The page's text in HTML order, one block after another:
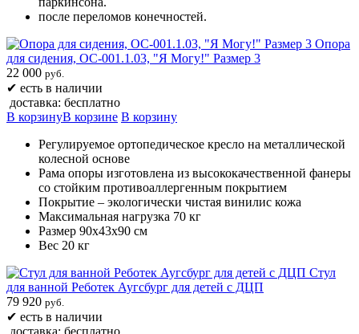
после переломов конечностей.
Опора
для сидения, ОС-001.1.03, "Я Могу!" Размер 3
22 000 руб.
✔ есть в наличии
доставка: бесплатно
В корзинуВ корзине В корзину
Регулируемое ортопедическое кресло на металлической
колесной основе
Рама опоры изготовлена из высококачественной фанеры
со стойким противоаллергенным покрытием
Покрытие – экологически чистая винилис кожа
Максимальная нагрузка 70 кг
Размер 90х43х90 см
Вес 20 кг
Стул
для ванной Реботек Аугсбург для детей с ДЦП
79 920 руб.
✔ есть в наличии
доставка: бесплатно